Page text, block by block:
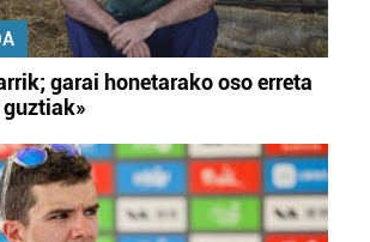
garai honetarako oso erreta